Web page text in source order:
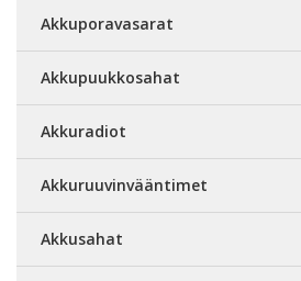
Akkuporavasarat
Akkupuukkosahat
Akkuradiot
Akkuruuvinvääntimet
Akkusahat